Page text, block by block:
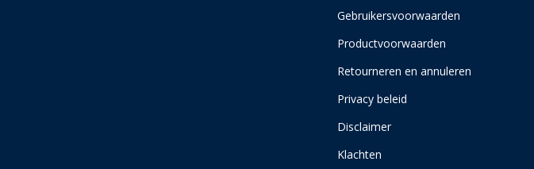
Gebruikersvoorwaarden
Productvoorwaarden
Retourneren en annuleren
Privacy beleid
Disclaimer
Klachten